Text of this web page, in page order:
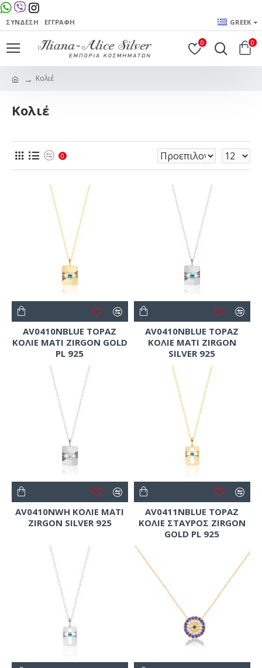
ΣΎΝΔΕΣΗ ΕΓΓΡΑΦΉ GREEK
0 0
Κολιέ
Κολιέ
0
AV0410NBLUE TOPAZ
ΚΟΛΙΕ ΜΑΤΙ ZIRGON GOLD
PL 925
AV0410NBLUE TOPAZ
ΚΟΛΙΕ ΜΑΤΙ ZIRGON
SILVER 925
AV0410NWH ΚΟΛΙΕ ΜΑΤΙ
ZIRGON SILVER 925
AV0411NBLUE TOPAZ
ΚΟΛΙΕ ΣΤΑΥΡΟΣ ZIRGON
GOLD PL 925